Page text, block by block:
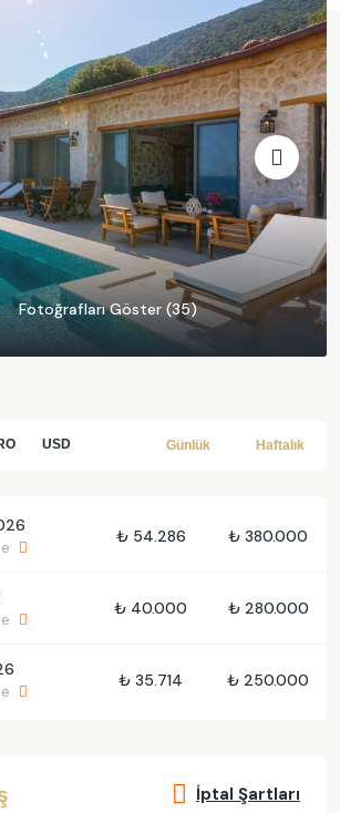
Fotoğrafları Göster (35)
USD Günlük Haftalık
₺ 54.286 ₺ 380.000
₺ 40.000 ₺ 280.000
₺ 35.714 ₺ 250.000
İptal Şartları